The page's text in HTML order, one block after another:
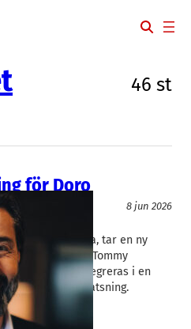
46 st
för Doro
8 jun 2026
Krznaric
av norska Xplora, tar en ny
nytillträdda vd:n Tommy
Malmöbolaget integreras i en
seniortech-satsning.